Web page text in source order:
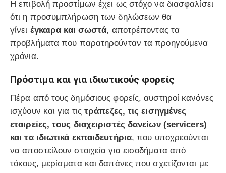
Η επιβολή προστίμων έχει ως στόχο να διασφαλίσει
ότι η προσυμπλήρωση των δηλώσεων θα
γίνει έγκαιρα και σωστά, αποτρέποντας τα
προβλήματα που παρατηρούνταν τα προηγούμενα
χρόνια.
Πρόστιμα και για ιδιωτικούς φορείς
Πέρα από τους δημόσιους φορείς, αυστηροί κανόνες
ισχύουν και για τις τράπεζες, τις εισηγμένες
εταιρείες, τους διαχειριστές δανείων (servicers)
και τα ιδιωτικά εκπαιδευτήρια, που υποχρεούνται
να αποστείλουν στοιχεία για εισοδήματα από
τόκους, μερίσματα και δαπάνες που σχετίζονται με